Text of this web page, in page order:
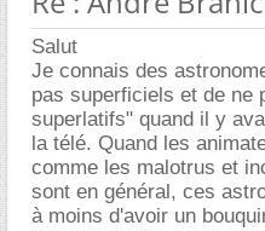
Salut
Je connais des
pas superficiels et de ne
superlatifs" quand il y
la télé. Quand les
comme les malotrus et
sont en général, ces
à moins d'avoir un